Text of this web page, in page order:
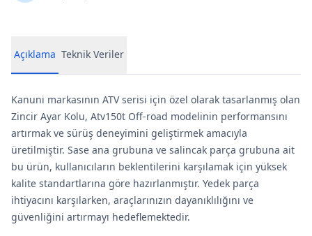
Açıklama Teknik Veriler
Kanuni markasının ATV serisi için özel olarak tasarlanmış olan
Zincir Ayar Kolu, Atv150t Off-road modelinin performansını
artırmak ve sürüş deneyimini geliştirmek amacıyla
üretilmiştir. Sase ana grubuna ve salincak parça grubuna ait
bu ürün, kullanıcıların beklentilerini karşılamak için yüksek
kalite standartlarına göre hazırlanmıştır. Yedek parça
ihtiyacını karşılarken, araçlarınızın dayanıklılığını ve
güvenliğini artırmayı hedeflemektedir.